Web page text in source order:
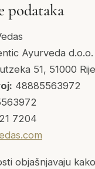
podataka
Ayurveda
51, 51000
48885563972
7204
objašnjavaju